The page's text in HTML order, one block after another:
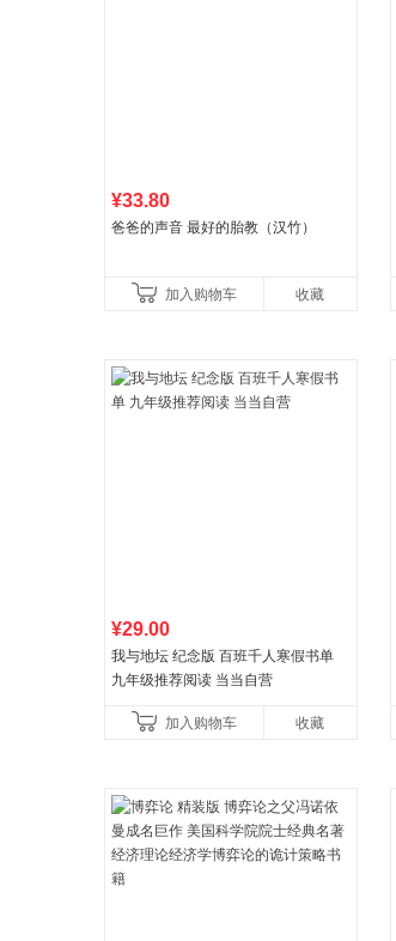
¥33.80
爸爸的声音 最好的胎教（汉竹）
加入购物车 收藏
¥29.00
我与地坛 纪念版 百班千人寒假书单
九年级推荐阅读 当当自营
加入购物车 收藏